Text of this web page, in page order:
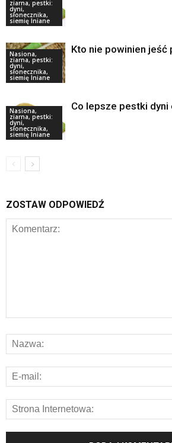
ziarna, pestki:
dyni,
słonecznika,
siemię lniane
Nasiona,
ziarna, pestki:
dyni,
słonecznika,
siemię lniane
Kto nie powinien jeść
Nasiona,
ziarna, pestki:
dyni,
słonecznika,
siemię lniane
Co lepsze pestki dyni
ZOSTAW ODPOWIEDŹ